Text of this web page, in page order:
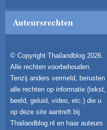
Auteursrechten
© Copyright Thailandblog 2026.
Alle rechten voorbehouden.
Tenzij anders vermeld, berusten
alle rechten op informatie (tekst,
beeld, geluid, video, etc.) die u
op deze site aantreft bij
Thailandblog.nl en haar auteurs